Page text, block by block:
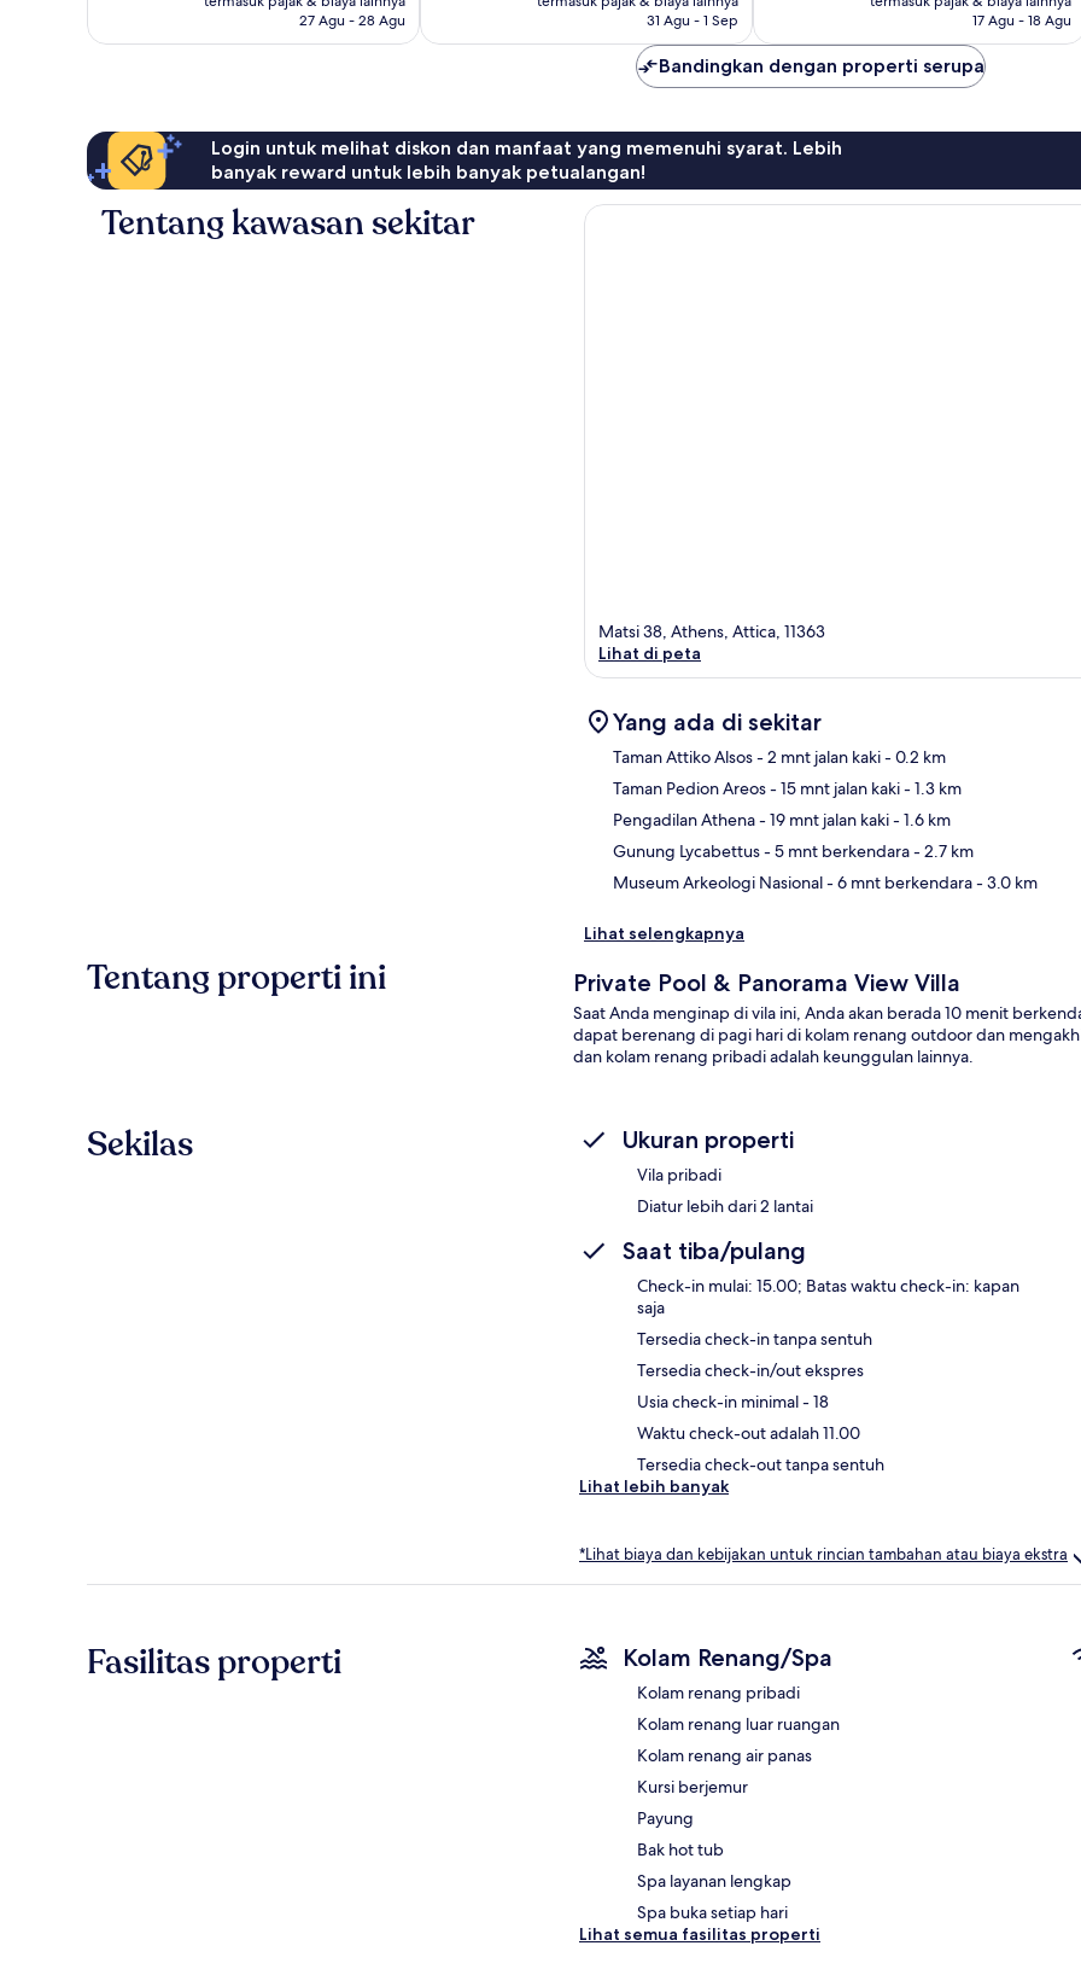
27 Agu - 28 Agu
31 Agu - 1 Sep
17 Agu - 18 Agu
Bandingkan dengan properti serupa
Login untuk melihat diskon dan manfaat yang memenuhi syarat. Lebih
banyak reward untuk lebih banyak petualangan!
Tentang kawasan sekitar
Matsi 38, Athens, Attica, 11363
Lihat di peta
Yang ada di sekitar
Taman Attiko Alsos- 2 mnt jalan kaki- 0.2 km
Taman Pedion Areos- 15 mnt jalan kaki- 1.3 km
Pengadilan Athena- 19 mnt jalan kaki- 1.6 km
Gunung Lycabettus- 5 mnt berkendara- 2.7 km
Museum Arkeologi Nasional- 6 mnt berkendara- 3.0 km
Lihat selengkapnya
Tentang properti ini Private Pool & Panorama View Villa
Saat Anda menginap di vila ini, Anda akan berada 10 menit
dapat berenang di pagi hari di kolam renang outdoor dan
dan kolam renang pribadi adalah keunggulan lainnya.
Sekilas Ukuran properti
Vila pribadi
Diatur lebih dari 2 lantai
Saat tiba/pulang
Check-in mulai: 15.00; Batas waktu check-in: kapan
saja
Tersedia check-in tanpa sentuh
Tersedia check-in/out ekspres
Usia check-in minimal - 18
Waktu check-out adalah 11.00
Tersedia check-out tanpa sentuh
Lihat lebih banyak
*Lihat biaya dan kebijakan untuk rincian tambahan atau biaya ekstra
Fasilitas properti Kolam Renang/Spa
Kolam renang pribadi
Kolam renang luar ruangan
Kolam renang air panas
Kursi berjemur
Payung
Bak hot tub
Spa layanan lengkap
Spa buka setiap hari
Lihat semua fasilitas properti